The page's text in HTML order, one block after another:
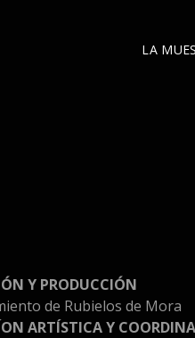
LA
Y PRODUCCIÓN
de Rubielos de Mora
ARTÍSTICA Y